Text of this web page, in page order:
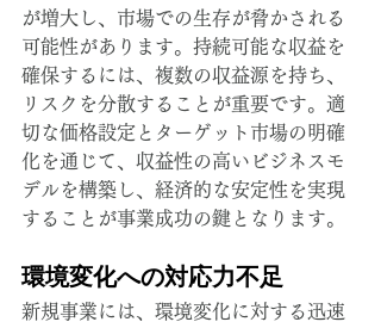
が増大し、市場での生存が脅かされる
可能性があります。持続可能な収益を
確保するには、複数の収益源を持ち、
リスクを分散することが重要です。適
切な価格設定とターゲット市場の明確
化を通じて、収益性の高いビジネスモ
デルを構築し、経済的な安定性を実現
することが事業成功の鍵となります。
環境変化への対応力不足
新規事業には、環境変化に対する迅速